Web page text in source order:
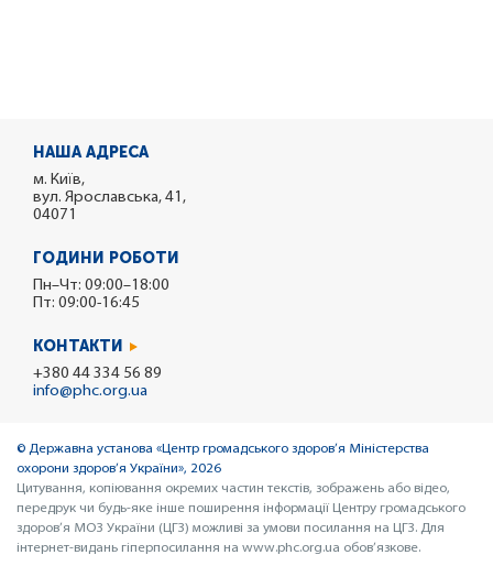
НАША АДРЕСА
м. Київ,
вул. Ярославська, 41,
04071
ГОДИНИ РОБОТИ
Пн–Чт: 09:00–18:00
Пт: 09:00-16:45
КОНТАКТИ
+380 44 334 56 89
info@phc.org.ua
© Державна установа «Центр громадського здоров’я Міністерства
охорони здоров’я України», 2026
Цитування, копіювання окремих частин текстів, зображень або відео,
передрук чи будь-яке інше поширення інформації Центру громадського
здоров’я МОЗ України (ЦГЗ) можливі за умови посилання на ЦГЗ. Для
інтернет-видань гіперпосилання на www.phc.org.ua обов’язкове.